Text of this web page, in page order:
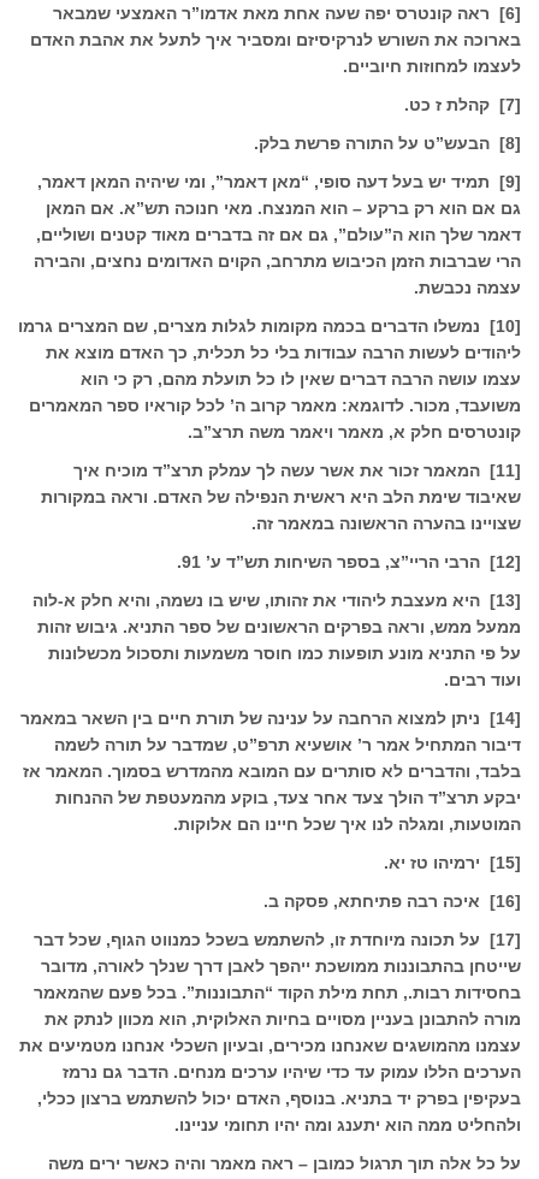
[6] ראה קונטרס יפה שעה אחת מאת אדמו”ר האמצעי שמבאר
בארוכה את השורש לנרקיסיזם ומסביר איך לתעל את אהבת האדם
לעצמו למחוזות חיוביים.
[7] קהלת ז כט.
[8] הבעש”ט על התורה פרשת בלק.
[9] תמיד יש בעל דעה סופי, “מאן דאמר”, ומי שיהיה המאן דאמר,
גם אם הוא רק ברקע – הוא המנצח. מאי חנוכה תש”א. אם המאן
דאמר שלך הוא ה”עולם”, גם אם זה בדברים מאוד קטנים ושוליים,
הרי שברבות הזמן הכיבוש מתרחב, הקוים האדומים נחצים, והבירה
עצמה נכבשת.
[10] נמשלו הדברים בכמה מקומות לגלות מצרים, שם המצרים גרמו
ליהודים לעשות הרבה עבודות בלי כל תכלית, כך האדם מוצא את
עצמו עושה הרבה דברים שאין לו כל תועלת מהם, רק כי הוא
משועבד, מכור. לדוגמא: מאמר קרוב ה’ לכל קוראיו ספר המאמרים
קונטרסים חלק א, מאמר ויאמר משה תרצ”ב.
[11] המאמר זכור את אשר עשה לך עמלק תרצ”ד מוכיח איך
שאיבוד שימת הלב היא ראשית הנפילה של האדם. וראה במקורות
שצויינו בהערה הראשונה במאמר זה.
[12] הרבי הריי”צ, בספר השיחות תש”ד ע’ 91.
[13] היא מעצבת ליהודי את זהותו, שיש בו נשמה, והיא חלק א-לוה
ממעל ממש, וראה בפרקים הראשונים של ספר התניא. גיבוש זהות
על פי התניא מונע תופעות כמו חוסר משמעות ותסכול מכשלונות
ועוד רבים.
[14] ניתן למצוא הרחבה על ענינה של תורת חיים בין השאר במאמר
דיבור המתחיל אמר ר’ אושעיא תרפ”ט, שמדבר על תורה לשמה
בלבד, והדברים לא סותרים עם המובא מהמדרש בסמוך. המאמר אז
יבקע תרצ”ד הולך צעד אחר צעד, בוקע מהמעטפת של ההנחות
המוטעות, ומגלה לנו איך שכל חיינו הם אלוקות.
[15] ירמיהו טז יא.
[16] איכה רבה פתיחתא, פסקה ב.
[17] על תכונה מיוחדת זו, להשתמש בשכל כמנווט הגוף, שכל דבר
שייטחן בהתבוננות ממושכת ייהפך לאבן דרך שנלך לאורה, מדובר
בחסידות רבות., תחת מילת הקוד “התבוננות”. בכל פעם שהמאמר
מורה להתבונן בעניין מסויים בחיות האלוקית, הוא מכוון לנתק את
עצמנו מהמושגים שאנחנו מכירים, ובעיון השכלי אנחנו מטמיעים את
הערכים הללו עמוק עד כדי שיהיו ערכים מנחים. הדבר גם נרמז
בעקיפין בפרק יד בתניא. בנוסף, האדם יכול להשתמש ברצון ככלי,
ולהחליט ממה הוא יתענג ומה יהיו תחומי עניינו.
על כל אלה תוך תרגול כמובן – ראה מאמר והיה כאשר ירים משה